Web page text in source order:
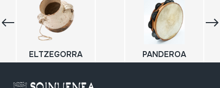
ELTZEGORRA PANDEROA